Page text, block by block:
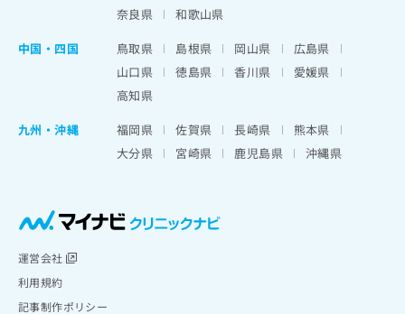
奈良県
和歌山県
中国・四国
鳥取県 島根県 岡山県
広島県
山口県
徳島県 香川県
愛媛県
高知県
九州・沖縄
福岡県 佐賀県 長崎県
熊本県
大分県
宮崎県 鹿児島県 沖縄県
運営会社
利用規約
記事制作ポリシー